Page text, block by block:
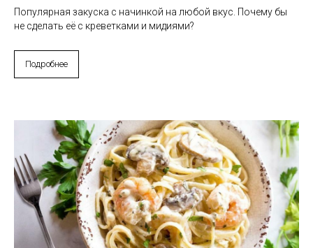
Популярная закуска с начинкой на любой вкус. Почему бы
не сделать её с креветками и мидиями?
Подробнее